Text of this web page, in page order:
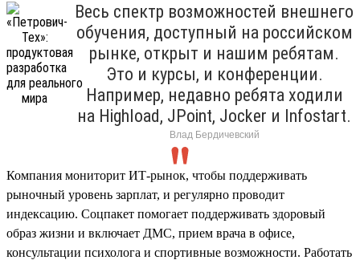
Весь спектр возможностей внешнего
обучения, доступный на российском
рынке, открыт и нашим ребятам.
Это и курсы, и конференции.
Например, недавно ребята ходили
на Highload, JPoint, Jocker и Infostart.
Влад Бердичевский
Компания мониторит ИТ-рынок, чтобы поддерживать
рыночный уровень зарплат, и регулярно проводит
индексацию. Соцпакет помогает поддерживать здоровый
образ жизни и включает ДМС, прием врача в офисе,
консультации психолога и спортивные возможности. Работать